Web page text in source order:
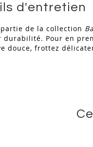
d'entretien
de la collection
Pour en
douce, frottez